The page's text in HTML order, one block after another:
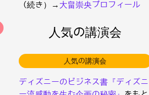
（続き）→ 大畠崇央プロフィール
人気の講演会
人気の講演会
ディズニーのビジネス書『ディズニ